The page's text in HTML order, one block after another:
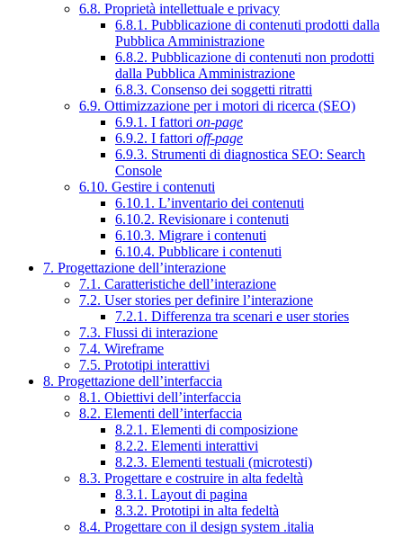
6.8. Proprietà intellettuale e privacy
6.8.1. Pubblicazione di contenuti prodotti dalla
Pubblica Amministrazione
6.8.2. Pubblicazione di contenuti non prodotti
dalla Pubblica Amministrazione
6.8.3. Consenso dei soggetti ritratti
6.9. Ottimizzazione per i motori di ricerca (SEO)
6.9.1. I fattori on-page
6.9.2. I fattori off-page
6.9.3. Strumenti di diagnostica SEO: Search
Console
6.10. Gestire i contenuti
6.10.1. L’inventario dei contenuti
6.10.2. Revisionare i contenuti
6.10.3. Migrare i contenuti
6.10.4. Pubblicare i contenuti
7. Progettazione dell’interazione
7.1. Caratteristiche dell’interazione
7.2. User stories per definire l’interazione
7.2.1. Differenza tra scenari e user stories
7.3. Flussi di interazione
7.4. Wireframe
7.5. Prototipi interattivi
8. Progettazione dell’interfaccia
8.1. Obiettivi dell’interfaccia
8.2. Elementi dell’interfaccia
8.2.1. Elementi di composizione
8.2.2. Elementi interattivi
8.2.3. Elementi testuali (microtesti)
8.3. Progettare e costruire in alta fedeltà
8.3.1. Layout di pagina
8.3.2. Prototipi in alta fedeltà
8.4. Progettare con il design system .italia